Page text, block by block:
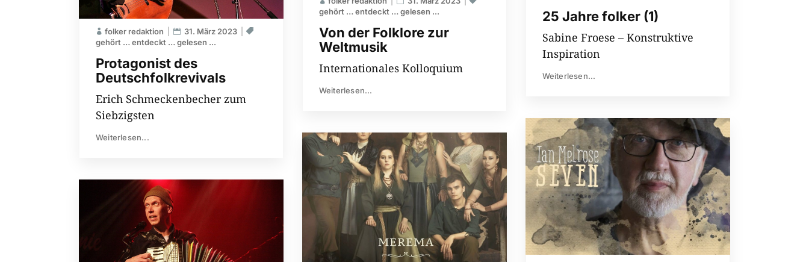
Protagonist des
Deutschfolkrevivals
folker redaktion
31. März 2023
gehört … entdeckt … gelesen ...
Erich Schmeckenbecher zum
Siebzigsten
Weiterlesen...
Von der Folklore zur
Weltmusik
gehört … entdeckt … gelesen ...
Internationales Kolloquium
Weiterlesen...
25 Jahre folker (1)
Sabine Froese – Konstruktive
Inspiration
Weiterlesen...